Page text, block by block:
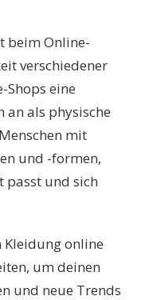
beim Online-
verschiedener
Shops eine
an als physische
mit
und -formen,
passt und sich
Kleidung online
um deinen
und neue Trends